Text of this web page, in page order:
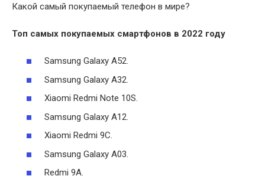
Какой самый покупаемый телефон в мире?
Топ самых покупаемых смартфонов в 2022 году
Samsung Galaxy A52.
Samsung Galaxy A32.
Xiaomi Redmi Note 10S.
Samsung Galaxy A12.
Xiaomi Redmi 9C.
Samsung Galaxy A03.
Redmi 9A.